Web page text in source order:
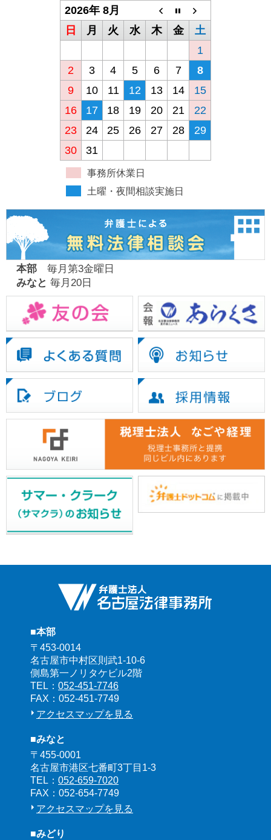
2026年 8月
日
月 火 水 木 金
土
1
2
3 4 5 6 7
8
9
10 11 12 13 14
15
16
17 18 19 20 21
22
23
24 25 26 27 28
29
30
31
事務所休業日
土曜・夜間相談実施日
本部毎月第3金曜日
みなと 毎月20日
■本部
〒453-0014
名古屋市中村区則武1-10-6
側島第一ノリタケビル2階
TEL： 052-451-7746
FAX：052-451-7749
アクセスマップを見る
■みなと
〒455-0001
名古屋市港区七番町3丁目1-3
TEL： 052-659-7020
FAX：052-654-7749
アクセスマップを見る
■みどり